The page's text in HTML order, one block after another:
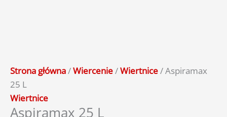
Strona główna/Wiercenie/Wiertnice/ Aspiramax
25 L
Wiertnice
Aspiramax 25 L